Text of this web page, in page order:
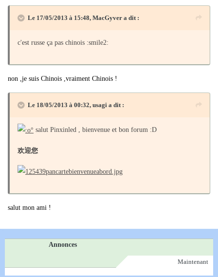
Le 17/05/2013 à 15:48, MacGyver a dit :
c'est russe ça pas chinois :smile2:
non ,je suis Chinois ,vraiment Chinois !
Le 18/05/2013 à 00:32, usagi a dit :
salut Pinxinled , bienvenue et bon forum :D
欢迎您
salut mon ami !
Annonces
Maintenant